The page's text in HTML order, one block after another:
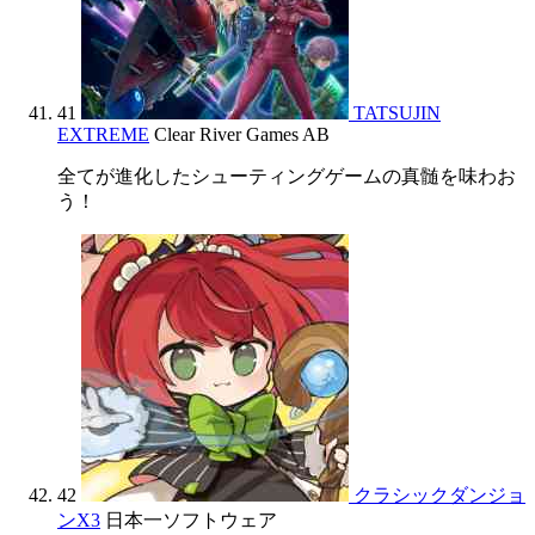
41
TATSUJIN
EXTREME Clear River Games AB
全てが進化したシューティングゲームの真髄を味わお
う！
42
クラシックダンジョ
ンX3 日本一ソフトウェア